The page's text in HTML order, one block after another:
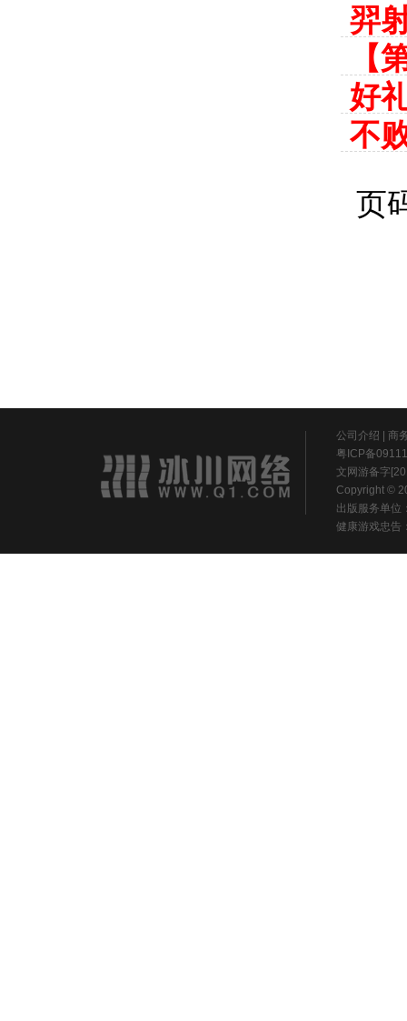
羿
【
好
不
页
公司介绍
商
粤ICP备
文网游备字
Copyright ©
出版服务单位
健康游戏忠告